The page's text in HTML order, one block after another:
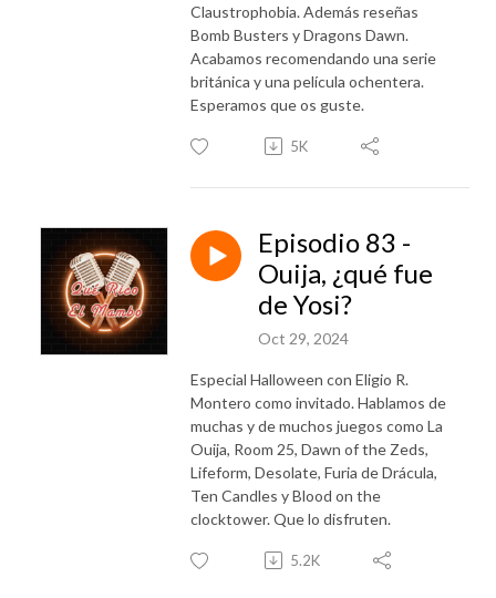
Claustrophobia. Además reseñas
Bomb Busters y Dragons Dawn.
Acabamos recomendando una serie
británica y una película ochentera.
Esperamos que os guste.
5K
Episodio 83 -
Ouija, ¿qué fue
de Yosi?
Oct 29, 2024
Especial Halloween con Eligio R.
Montero como invitado. Hablamos de
muchas y de muchos juegos como La
Ouija, Room 25, Dawn of the Zeds,
Lifeform, Desolate, Furia de Drácula,
Ten Candles y Blood on the
clocktower. Que lo disfruten.
5.2K